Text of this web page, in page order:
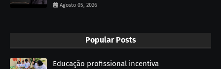
Agosto 05, 2026
Popular Posts
Educação profissional incentiva